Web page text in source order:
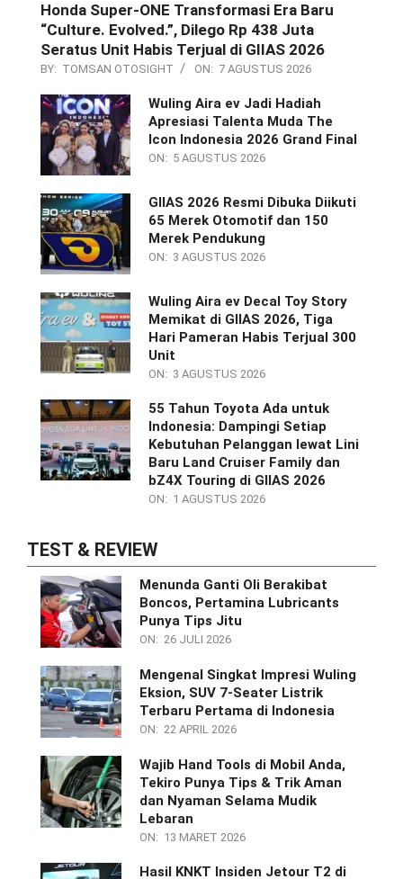
Honda Super-ONE Transformasi Era Baru
“Culture. Evolved.”, Dilego Rp 438 Juta
Seratus Unit Habis Terjual di GIIAS 2026
BY: TOMSAN OTOSIGHT ON: 7 AGUSTUS 2026
Wuling Aira ev Jadi Hadiah
Apresiasi Talenta Muda The
Icon Indonesia 2026 Grand Final
ON: 5 AGUSTUS 2026
GIIAS 2026 Resmi Dibuka Diikuti
65 Merek Otomotif dan 150
Merek Pendukung
ON: 3 AGUSTUS 2026
Wuling Aira ev Decal Toy Story
Memikat di GIIAS 2026, Tiga
Hari Pameran Habis Terjual 300
Unit
ON: 3 AGUSTUS 2026
55 Tahun Toyota Ada untuk
Indonesia: Dampingi Setiap
Kebutuhan Pelanggan lewat Lini
Baru Land Cruiser Family dan
bZ4X Touring di GIIAS 2026
ON: 1 AGUSTUS 2026
TEST & REVIEW
Menunda Ganti Oli Berakibat
Boncos, Pertamina Lubricants
Punya Tips Jitu
ON: 26 JULI 2026
Mengenal Singkat Impresi Wuling
Eksion, SUV 7-Seater Listrik
Terbaru Pertama di Indonesia
ON: 22 APRIL 2026
Wajib Hand Tools di Mobil Anda,
Tekiro Punya Tips & Trik Aman
dan Nyaman Selama Mudik
Lebaran
ON: 13 MARET 2026
Hasil KNKT Insiden Jetour T2 di